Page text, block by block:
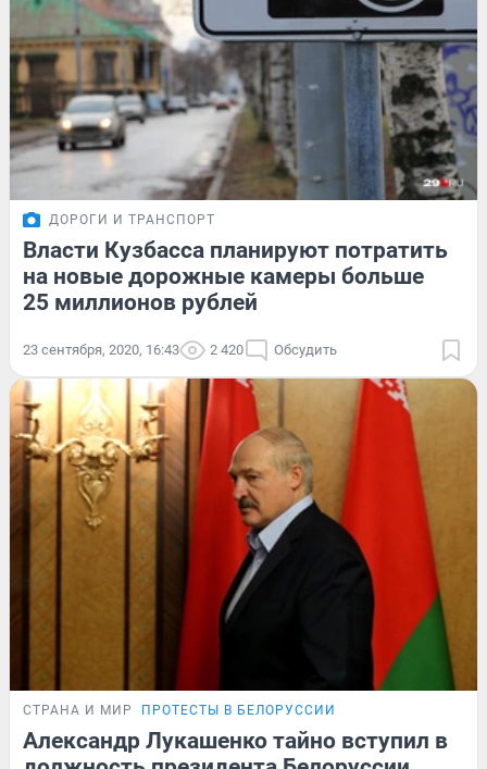
ДОРОГИ И ТРАНСПОРТ
Власти Кузбасса планируют потратить
на новые дорожные камеры больше
25 миллионов рублей
23 сентября, 2020, 16:43 2 420 Обсудить
СТРАНА И МИР ПРОТЕСТЫ В БЕЛОРУССИИ
Александр Лукашенко тайно вступил в